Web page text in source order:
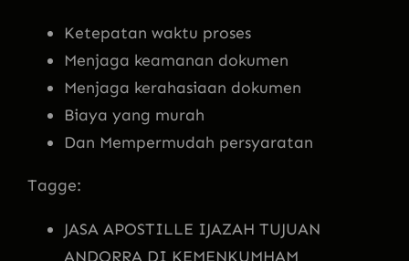
Ketepatan waktu proses
Menjaga keamanan dokumen
Menjaga kerahasiaan dokumen
Biaya yang murah
Dan Mempermudah persyaratan
Tagge:
JASA APOSTILLE IJAZAH TUJUAN
ANDORRA DI KEMENKUMHAM